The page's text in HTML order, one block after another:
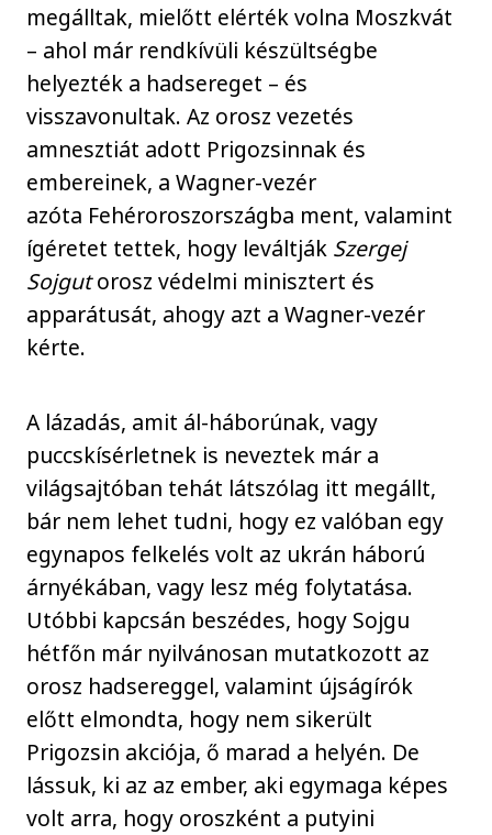
megálltak, mielőtt elérték volna Moszkvát
– ahol már rendkívüli készültségbe
helyezték a hadsereget – és
visszavonultak. Az orosz vezetés
amnesztiát adott Prigozsinnak és
embereinek, a Wagner-vezér
azóta Fehéroroszországba ment, valamint
ígéretet tettek, hogy leváltják Szergej
Sojgutorosz védelmi minisztert és
apparátusát, ahogy azt a Wagner-vezér
kérte.
A lázadás, amit ál-háborúnak, vagy
puccskísérletnek is neveztek már a
világsajtóban tehát látszólag itt megállt,
bár nem lehet tudni, hogy ez valóban egy
egynapos felkelés volt az ukrán háború
árnyékában, vagy lesz még folytatása.
Utóbbi kapcsán beszédes, hogy Sojgu
hétfőn már nyilvánosan mutatkozott az
orosz hadsereggel, valamint újságírók
előtt elmondta, hogy nem sikerült
Prigozsin akciója, ő marad a helyén. De
lássuk, ki az az ember, aki egymaga képes
volt arra, hogy oroszként a putyini